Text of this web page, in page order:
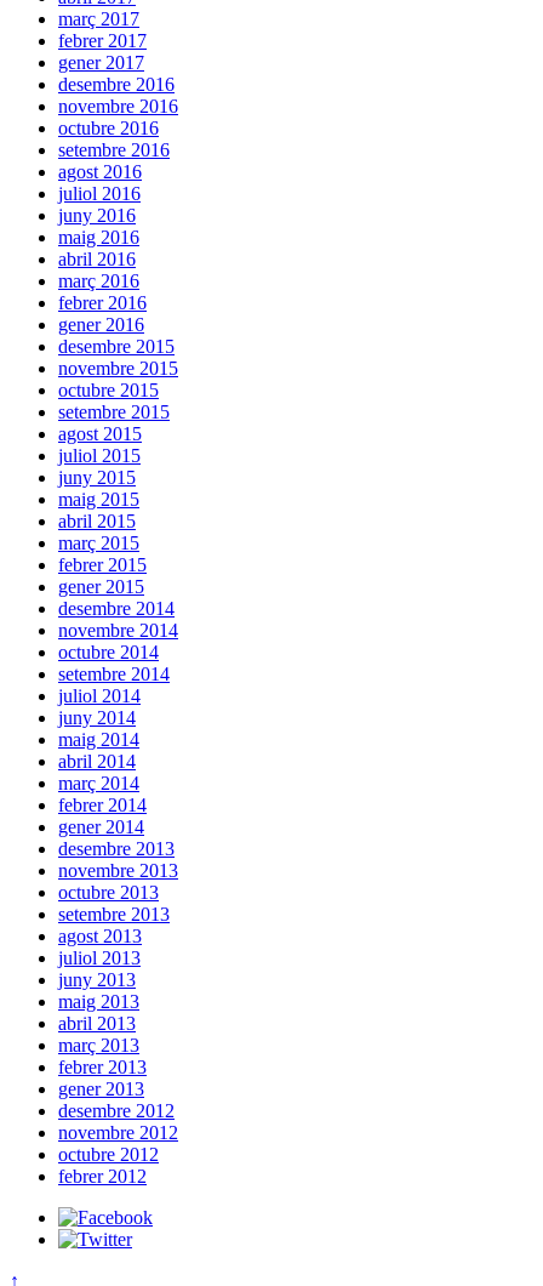
març 2017
febrer 2017
gener 2017
desembre 2016
novembre 2016
octubre 2016
setembre 2016
agost 2016
juliol 2016
juny 2016
maig 2016
abril 2016
març 2016
febrer 2016
gener 2016
desembre 2015
novembre 2015
octubre 2015
setembre 2015
agost 2015
juliol 2015
juny 2015
maig 2015
abril 2015
març 2015
febrer 2015
gener 2015
desembre 2014
novembre 2014
octubre 2014
setembre 2014
juliol 2014
juny 2014
maig 2014
abril 2014
març 2014
febrer 2014
gener 2014
desembre 2013
novembre 2013
octubre 2013
setembre 2013
agost 2013
juliol 2013
juny 2013
maig 2013
abril 2013
març 2013
febrer 2013
gener 2013
desembre 2012
novembre 2012
octubre 2012
febrer 2012
↑